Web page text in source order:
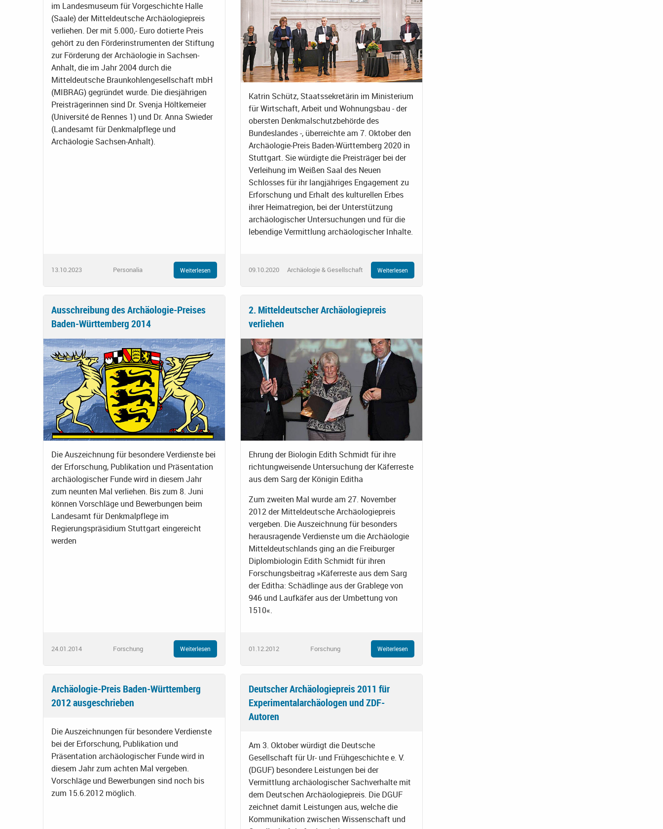
im Landesmuseum für Vorgeschichte Halle
(Saale) der Mitteldeutsche Archäologiepreis
verliehen. Der mit 5.000,- Euro dotierte Preis
gehört zu den Förderinstrumenten der Stiftung
zur Förderung der Archäologie in Sachsen-
Anhalt, die im Jahr 2004 durch die
Mitteldeutsche Braunkohlengesellschaft mbH
(MIBRAG) gegründet wurde. Die diesjährigen
Preisträgerinnen sind Dr. Svenja Höltkemeier
(Université de Rennes 1) und Dr. Anna Swieder
(Landesamt für Denkmalpflege und
Archäologie Sachsen-Anhalt).
13.10.2023 Personalia Weiterlesen
Katrin Schütz, Staatssekretärin im Ministerium
für Wirtschaft, Arbeit und Wohnungsbau - der
obersten Denkmalschutzbehörde des
Bundeslandes -, überreichte am 7. Oktober den
Archäologie-Preis Baden-Württemberg 2020 in
Stuttgart. Sie würdigte die Preisträger bei der
Verleihung im Weißen Saal des Neuen
Schlosses für ihr langjähriges Engagement zu
Erforschung und Erhalt des kulturellen Erbes
ihrer Heimatregion, bei der Unterstützung
archäologischer Untersuchungen und für die
lebendige Vermittlung archäologischer Inhalte.
09.10.2020 Archäologie & Gesellschaft Weiterlesen
Ausschreibung des Archäologie-Preises
Baden-Württemberg 2014
Die Auszeichnung für besondere Verdienste bei
der Erforschung, Publikation und Präsentation
archäologischer Funde wird in diesem Jahr
zum neunten Mal verliehen. Bis zum 8. Juni
können Vorschläge und Bewerbungen beim
Landesamt für Denkmalpflege im
Regierungspräsidium Stuttgart eingereicht
werden
24.01.2014 Forschung Weiterlesen
2. Mitteldeutscher Archäologiepreis
verliehen
Ehrung der Biologin Edith Schmidt für ihre
richtungweisende Untersuchung der Käferreste
aus dem Sarg der Königin Editha
Zum zweiten Mal wurde am 27. November
2012 der Mitteldeutsche Archäologiepreis
vergeben. Die Auszeichnung für besonders
herausragende Verdienste um die Archäologie
Mitteldeutschlands ging an die Freiburger
Diplombiologin Edith Schmidt für ihren
Forschungsbeitrag »Käferreste aus dem Sarg
der Editha: Schädlinge aus der Grablege von
946 und Laufkäfer aus der Umbettung von
1510«.
01.12.2012 Forschung Weiterlesen
Archäologie-Preis Baden-Württemberg
2012 ausgeschrieben
Die Auszeichnungen für besondere Verdienste
bei der Erforschung, Publikation und
Präsentation archäologischer Funde wird in
diesem Jahr zum achten Mal vergeben.
Vorschläge und Bewerbungen sind noch bis
zum 15.6.2012 möglich.
Deutscher Archäologiepreis 2011 für
Experimentalarchäologen und ZDF-
Autoren
Am 3. Oktober würdigt die Deutsche
Gesellschaft für Ur- und Frühgeschichte e. V.
(DGUF) besondere Leistungen bei der
Vermittlung archäologischer Sachverhalte mit
dem Deutschen Archäologiepreis. Die DGUF
zeichnet damit Leistungen aus, welche die
Kommunikation zwischen Wissenschaft und